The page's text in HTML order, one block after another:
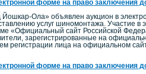
форме на право заключения
Йошкар-Ола» объявлен аукцион в
услуг шиномонтажа. Участие
«Официальный сайт Российской
зарегистрированные на
регистрации лица на официальном
форме на право заключения